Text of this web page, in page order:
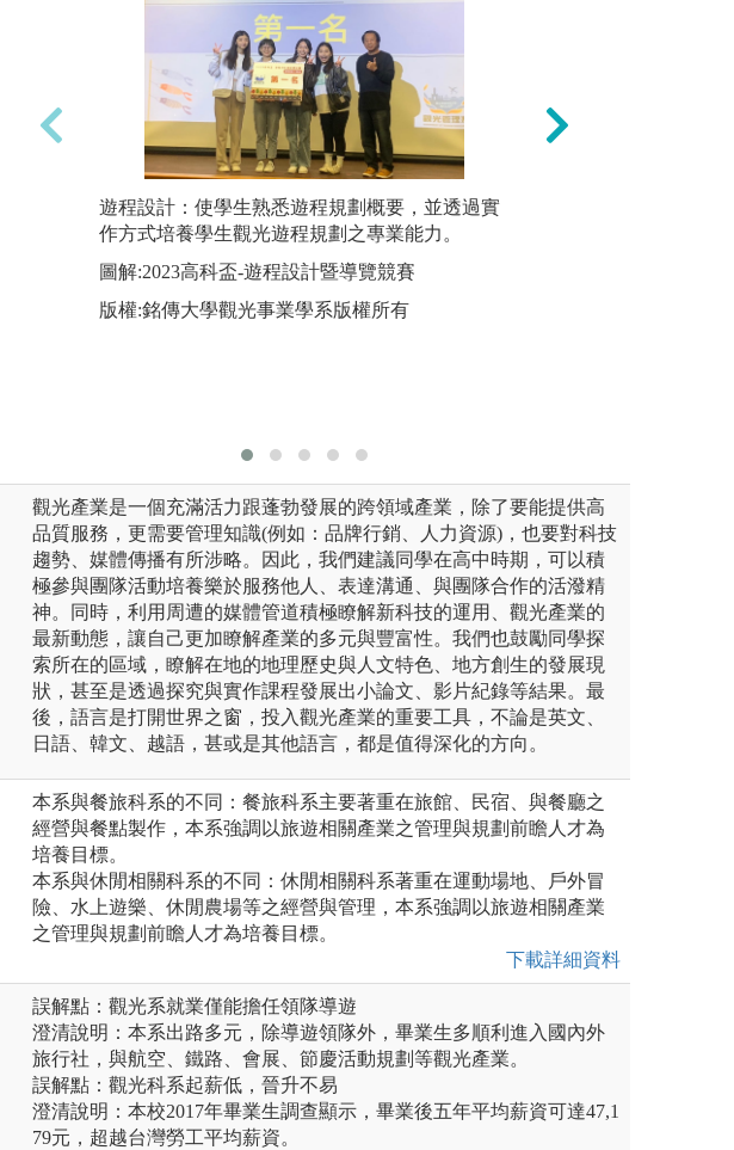
實作實習: 做中學，學中做，理論與實務的結合。
圖解:實作實習
版權:輔大餐旅系
遊程設計：使學生熟悉遊程規劃概要，並透過實
作方式培養學生觀光遊程規劃之專業能力。
圖解:2023高科盃-遊程設計暨導覽競賽
版權:銘傳大學觀光事業學系版權所有
觀光產業是一個充滿活力跟蓬勃發展的跨領域產業，除了要能提供高
品質服務，更需要管理知識(例如：品牌行銷、人力資源)，也要對科技
趨勢、媒體傳播有所涉略。因此，我們建議同學在高中時期，可以積
極參與團隊活動培養樂於服務他人、表達溝通、與團隊合作的活潑精
神。同時，利用周遭的媒體管道積極瞭解新科技的運用、觀光產業的
最新動態，讓自己更加瞭解產業的多元與豐富性。我們也鼓勵同學探
索所在的區域，瞭解在地的地理歷史與人文特色、地方創生的發展現
狀，甚至是透過探究與實作課程發展出小論文、影片紀錄等結果。最
後，語言是打開世界之窗，投入觀光產業的重要工具，不論是英文、
日語、韓文、越語，甚或是其他語言，都是值得深化的方向。
本系與餐旅科系的不同：餐旅科系主要著重在旅館、民宿、與餐廳之
經營與餐點製作，本系強調以旅遊相關產業之管理與規劃前瞻人才為
培養目標。
本系與休閒相關科系的不同：休閒相關科系著重在運動場地、戶外冒
險、水上遊樂、休閒農場等之經營與管理，本系強調以旅遊相關產業
之管理與規劃前瞻人才為培養目標。
下載詳細資料
誤解點：觀光系就業僅能擔任領隊導遊
澄清說明：本系出路多元，除導遊領隊外，畢業生多順利進入國內外
旅行社，與航空、鐵路、會展、節慶活動規劃等觀光產業。
誤解點：觀光科系起薪低，晉升不易
澄清說明：本校2017年畢業生調查顯示，畢業後五年平均薪資可達47,1
79元，超越台灣勞工平均薪資。